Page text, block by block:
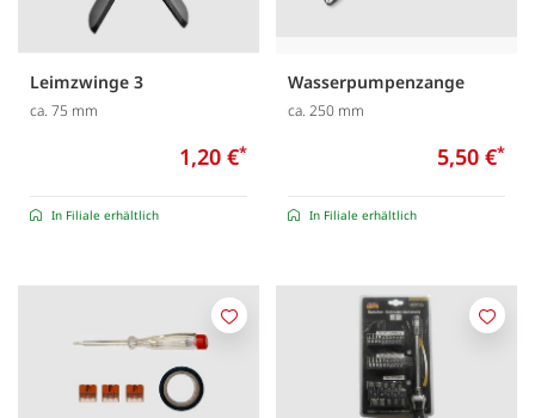
Leimzwinge 3
ca. 75 mm
1,20 €*
In Filiale erhältlich
Wasserpumpenzange
ca. 250 mm
5,50 €*
In Filiale erhältlich
Merken